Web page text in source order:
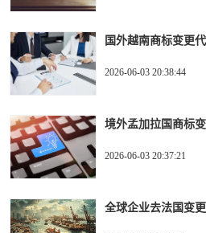
国外越南商标变更
2026-06-03 20:38:44
境外孟加拉国商标
2026-06-03 20:37:21
全球企业去法国变